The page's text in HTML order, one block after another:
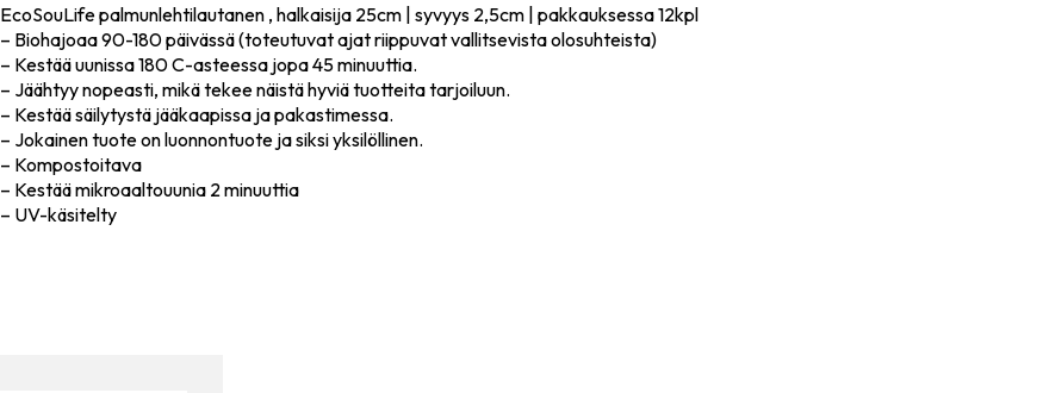
EcoSouLife palmunlehtilautanen , halkaisija 25cm | syvyys 2,5cm | pakkauksessa 12kpl
– Biohajoaa 90-180 päivässä (toteutuvat ajat riippuvat vallitsevista olosuhteista)
– Kestää uunissa 180 C-asteessa jopa 45 minuuttia.
– Jäähtyy nopeasti, mikä tekee näistä hyviä tuotteita tarjoiluun.
– Kestää säilytystä jääkaapissa ja pakastimessa.
– Jokainen tuote on luonnontuote ja siksi yksilöllinen.
– Kompostoitava
– Kestää mikroaaltouunia 2 minuuttia
– UV-käsitelty